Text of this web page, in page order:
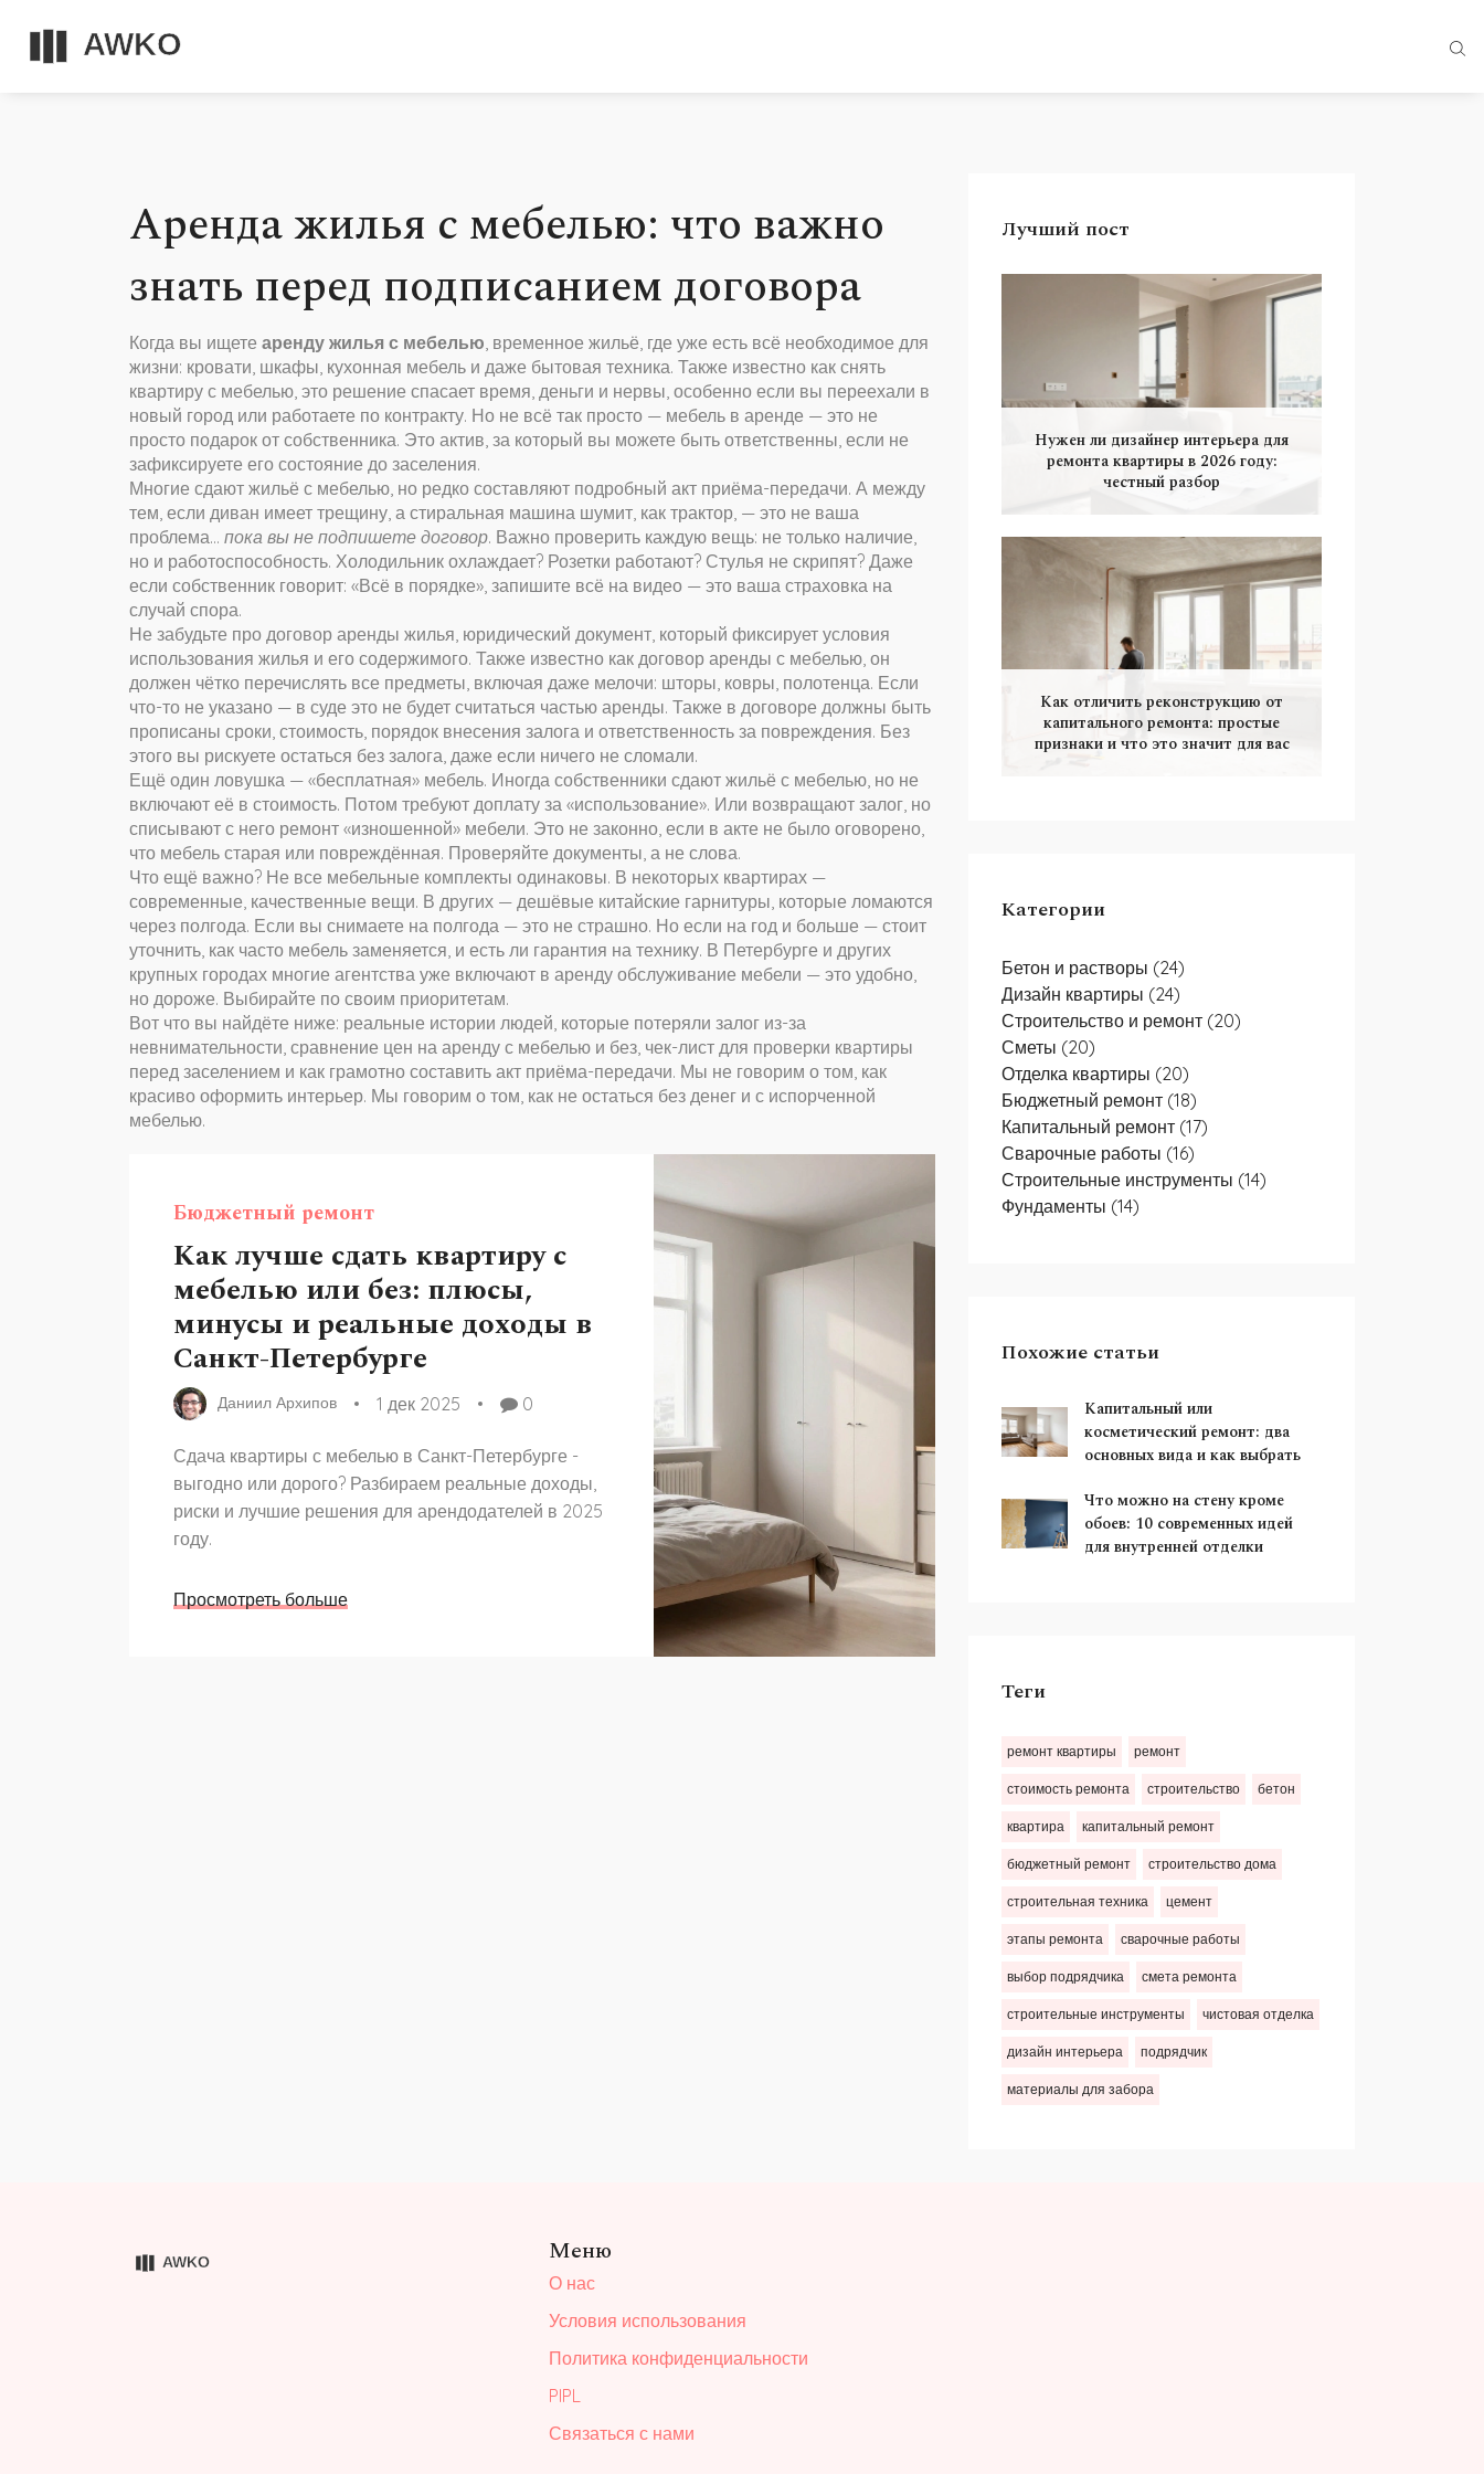
Аренда жилья с мебелью: что важно
знать перед подписанием договора
Когда вы ищете аренду жилья с мебелью, временное жильё, где уже есть всё необходимое для
жизни: кровати, шкафы, кухонная мебель и даже бытовая техника. Также известно как снять
квартиру с мебелью, это решение спасает время, деньги и нервы, особенно если вы переехали в
новый город или работаете по контракту. Но не всё так просто — мебель в аренде — это не
просто подарок от собственника. Это актив, за который вы можете быть ответственны, если не
зафиксируете его состояние до заселения.
Многие сдают жильё с мебелью, но редко составляют подробный акт приёма-передачи. А между
тем, если диван имеет трещину, а стиральная машина шумит, как трактор, — это не ваша
проблема… пока вы не подпишете договор. Важно проверить каждую вещь: не только наличие,
но и работоспособность. Холодильник охлаждает? Розетки работают? Стулья не скрипят? Даже
если собственник говорит: «Всё в порядке», запишите всё на видео — это ваша страховка на
случай спора.
Не забудьте про договор аренды жилья, юридический документ, который фиксирует условия
использования жилья и его содержимого. Также известно как договор аренды с мебелью, он
должен чётко перечислять все предметы, включая даже мелочи: шторы, ковры, полотенца. Если
что-то не указано — в суде это не будет считаться частью аренды. Также в договоре должны быть
прописаны сроки, стоимость, порядок внесения залога и ответственность за повреждения. Без
этого вы рискуете остаться без залога, даже если ничего не сломали.
Ещё один ловушка — «бесплатная» мебель. Иногда собственники сдают жильё с мебелью, но не
включают её в стоимость. Потом требуют доплату за «использование». Или возвращают залог, но
списывают с него ремонт «изношенной» мебели. Это не законно, если в акте не было оговорено,
что мебель старая или повреждённая. Проверяйте документы, а не слова.
Что ещё важно? Не все мебельные комплекты одинаковы. В некоторых квартирах —
современные, качественные вещи. В других — дешёвые китайские гарнитуры, которые ломаются
через полгода. Если вы снимаете на полгода — это не страшно. Но если на год и больше — стоит
уточнить, как часто мебель заменяется, и есть ли гарантия на технику. В Петербурге и других
крупных городах многие агентства уже включают в аренду обслуживание мебели — это удобно,
но дороже. Выбирайте по своим приоритетам.
Вот что вы найдёте ниже: реальные истории людей, которые потеряли залог из-за
невнимательности, сравнение цен на аренду с мебелью и без, чек-лист для проверки квартиры
перед заселением и как грамотно составить акт приёма-передачи. Мы не говорим о том, как
красиво оформить интерьер. Мы говорим о том, как не остаться без денег и с испорченной
мебелью.
Бюджетный ремонт
Как лучше сдать квартиру с
мебелью или без: плюсы,
минусы и реальные доходы в
Санкт-Петербурге
Даниил Архипов 1 дек 2025 0
Сдача квартиры с мебелью в Санкт-Петербурге -
выгодно или дорого? Разбираем реальные доходы,
риски и лучшие решения для арендодателей в 2025
году.
Просмотреть больше
Лучший пост
Нужен ли дизайнер интерьера для
ремонта квартиры в 2026 году:
честный разбор
Как отличить реконструкцию от
капитального ремонта: простые
признаки и что это значит для вас
Категории
Бетон и растворы (24)
Дизайн квартиры (24)
Строительство и ремонт (20)
Сметы (20)
Отделка квартиры (20)
Бюджетный ремонт (18)
Капитальный ремонт (17)
Сварочные работы (16)
Строительные инструменты (14)
Фундаменты (14)
Похожие статьи
Капитальный или
косметический ремонт: два
основных вида и как выбрать
Что можно на стену кроме
обоев: 10 современных идей
для внутренней отделки
Теги
ремонт квартиры ремонт
стоимость ремонта строительство бетон
квартира капитальный ремонт
бюджетный ремонт строительство дома
строительная техника цемент
этапы ремонта сварочные работы
выбор подрядчика смета ремонта
строительные инструменты чистовая отделка
дизайн интерьера подрядчик
материалы для забора
Меню
О нас
Условия использования
Политика конфиденциальности
PIPL
Связаться с нами